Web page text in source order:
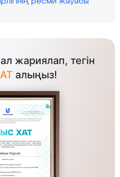
жариялап, тегін
алыңыз!